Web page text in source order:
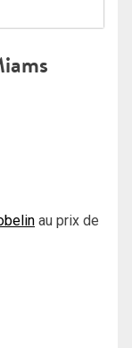
au prix de